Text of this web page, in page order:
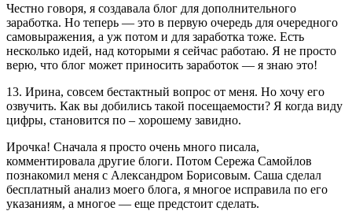
Честно говоря, я создавала блог для дополнительного
заработка. Но теперь — это в первую очередь для очередного
самовыражения, а уж потом и для заработка тоже. Есть
несколько идей, над которыми я сейчас работаю. Я не просто
верю, что блог может приносить заработок — я знаю это!
13. Ирина, совсем бестактный вопрос от меня. Но хочу его
озвучить. Как вы добились такой посещаемости? Я когда виду
цифры, становится по – хорошему завидно.
Ирочка! Сначала я просто очень много писала,
комментировала другие блоги. Потом Сережа Самойлов
познакомил меня с Александром Борисовым. Саша сделал
бесплатный анализ моего блога, я многое исправила по его
указаниям, а многое — еще предстоит сделать.